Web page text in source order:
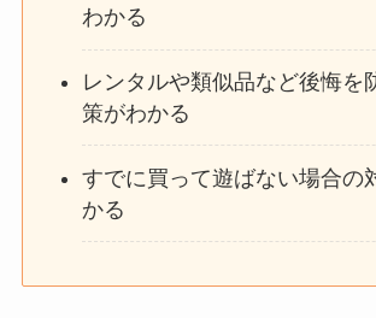
わかる
レンタルや類似品など後悔を
策がわかる
すでに買って遊ばない場合の
かる